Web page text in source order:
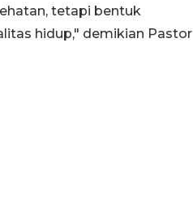
tetapi bentuk
hidup," demikian Pastor